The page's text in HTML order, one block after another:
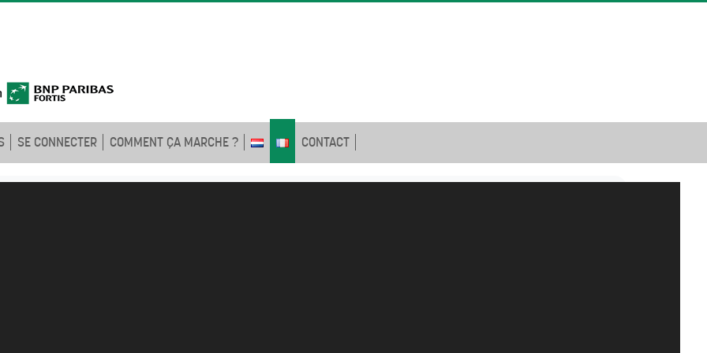
SE CONNECTER COMMENT ÇA MARCHE ? CONTACT